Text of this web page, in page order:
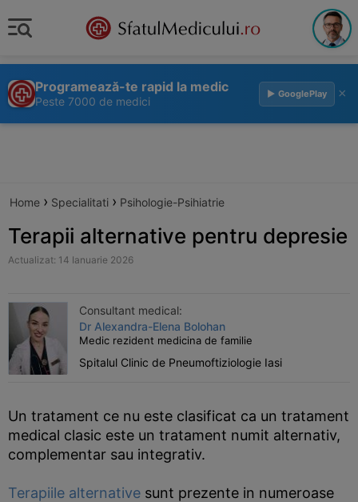
Programează-te rapid la medic
Peste 7000 de medici
▶ GooglePlay ×
Home › Specialitati › Psihologie-Psihiatrie
Terapii alternative pentru depresie
Actualizat: 14 Ianuarie 2026
Consultant medical:
Dr Alexandra-Elena Bolohan
Medic rezident medicina de familie
Spitalul Clinic de Pneumoftiziologie Iasi
Un tratament ce nu este clasificat ca un tratament
medical clasic este un tratament numit alternativ,
complementar sau integrativ.
Terapiile alternative sunt prezente in numeroase